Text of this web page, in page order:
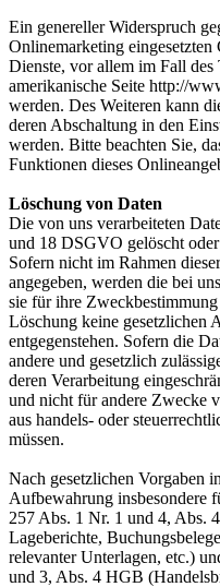
Ein genereller Widerspruch
Onlinemarketing
Dienste, vor allem im Fall
amerikanische Seite http://
werden. Des Weiteren kann
deren Abschaltung in den
werden. Bitte beachten Sie,
Funktionen dieses
Löschung von Daten
Die von uns verarbeiteten
und 18 DSGVO gelöscht
Sofern nicht im Rahmen
angegeben, werden die bei
sie für ihre
Löschung keine gesetzlichen
entgegenstehen. Sofern die
andere und gesetzlich
deren Verarbeitung
und nicht für andere Zwecke
aus handels- oder
müssen.
Nach gesetzlichen Vorgaben
Aufbewahrung insbesondere
257 Abs. 1 Nr. 1 und 4, Abs.
Lageberichte,
relevanter Unterlagen, etc.)
und 3, Abs. 4 HGB